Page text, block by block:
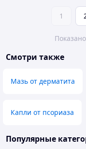
1
Смотри также
Мазь от дерматита
Капли от псориаза
Популярные